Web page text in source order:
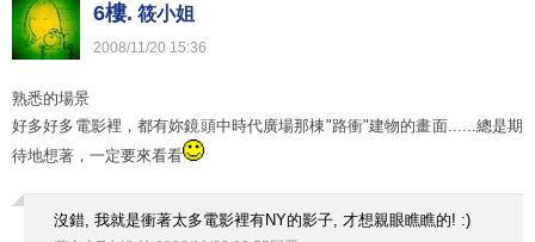
6樓. 筱小姐
2008/11/20 15:36
熟悉的場景
好多好多電影裡，都有妳鏡頭中時代廣場那棟"路衝"建物的畫面......總是期
待地想著，一定要來看看
沒錯, 我就是衝著太多電影裡有NY的影子, 才想親眼瞧瞧的! :)